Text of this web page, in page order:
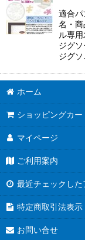
適合
名・
ル専
ジグ
ジグ
ホーム
ショッピングカー
マイページ
ご利用案内
最近チェックした
特定商取引法表示
お問い合せ